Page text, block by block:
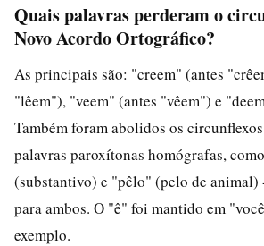
Quais palavras perderam o
Novo Acordo Ortográfico?
As principais são: "creem" (antes
"lêem"), "veem" (antes "vêem") e
Também foram abolidos os
palavras paroxítonas homógrafas,
(substantivo) e "pêlo" (pelo de animal)
para ambos. O "ê" foi mantido em
exemplo.